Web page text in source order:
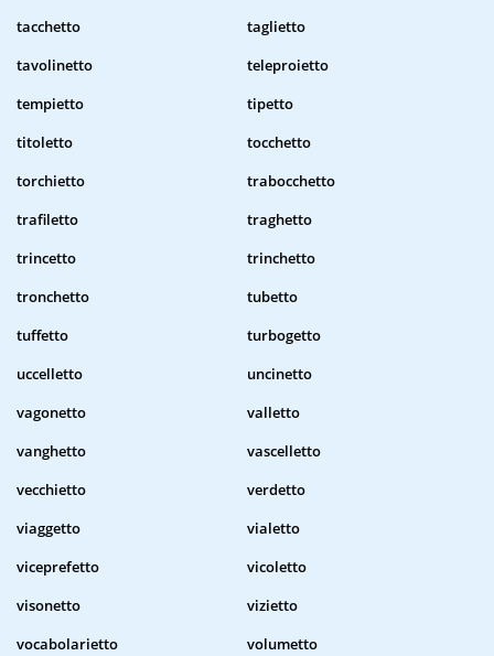
tacchetto
taglietto
tavolinetto
teleproietto
tempietto
tipetto
titoletto
tocchetto
torchietto
trabocchetto
trafiletto
traghetto
trincetto
trinchetto
tronchetto
tubetto
tuffetto
turbogetto
uccelletto
uncinetto
vagonetto
valletto
vanghetto
vascelletto
vecchietto
verdetto
viaggetto
vialetto
viceprefetto
vicoletto
visonetto
vizietto
vocabolarietto
volumetto